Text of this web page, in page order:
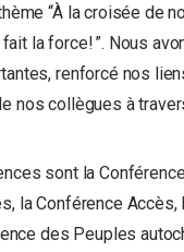
“À la croisée de
la force! ”. Nous
renforcé nos
nos collègues à
sont la
la Conférence Accès,
des Peuples